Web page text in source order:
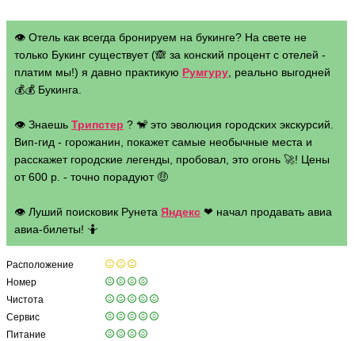
👁 Отель как всегда бронируем на букинге? На свете не
только Букинг существует (🙈 за конский процент с отелей -
платим мы!) я давно практикую Румгуру , реально выгодней
💰💰 Букинга.
👁 Знаешь Трипстер ? 🐒 это эволюция городских экскурсий.
Вип-гид - горожанин, покажет самые необычные места и
расскажет городские легенды, пробовал, это огонь 🚀! Цены
от 600 р. - точно порадуют 🤑
👁 Луший поисковик Рунета Яндекс ❤ начал продавать авиа
авиа-билеты! 🤷
Расположение
Номер
Чистота
Сервис
Питание